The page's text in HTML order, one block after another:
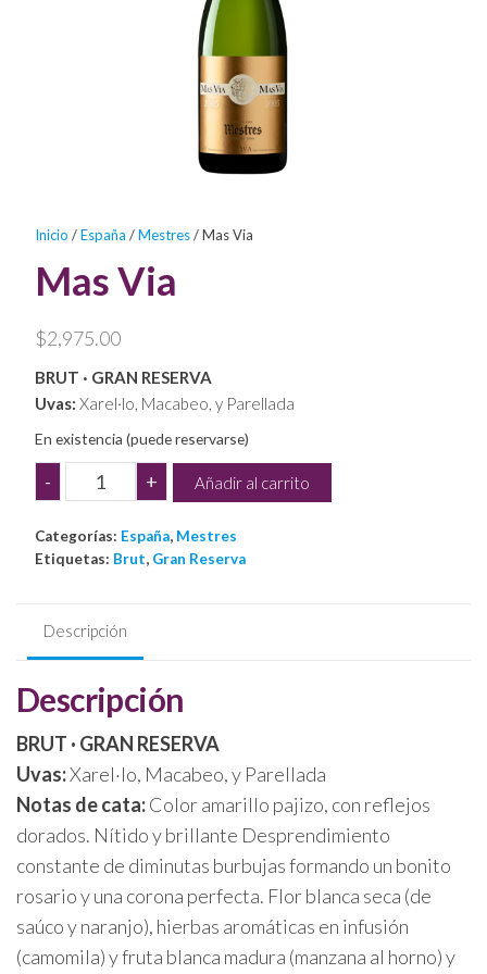
productos
excepcionales!
Inicio /España /Mestres/ Mas Via
Mas Via
$2,975.00
BRUT · GRAN RESERVA
Uvas: Xarel·lo, Macabeo, y Parellada
En existencia (puede reservarse)
-
Via
cantidad
+ Añadir al carrito
Categorías: España, Mestres
Etiquetas: Brut, Gran Reserva
Descripción
Descripción
BRUT · GRAN RESERVA
Uvas:Xarel·lo, Macabeo, y Parellada
Notas de cata:Color amarillo pajizo, con reflejos
dorados. Nítido y brillante Desprendimiento
constante de diminutas burbujas formando un bonito
rosario y una corona perfecta. Flor blanca seca (de
saúco y naranjo), hierbas aromáticas en infusión
(camomila) y fruta blanca madura (manzana al horno) y